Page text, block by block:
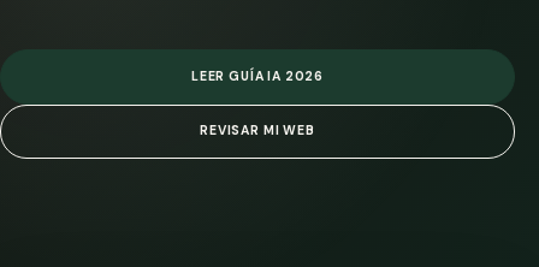
LEER GUÍA IA 2026
REVISAR MI WEB